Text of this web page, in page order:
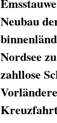
Neubau
Nordsee
zahllose